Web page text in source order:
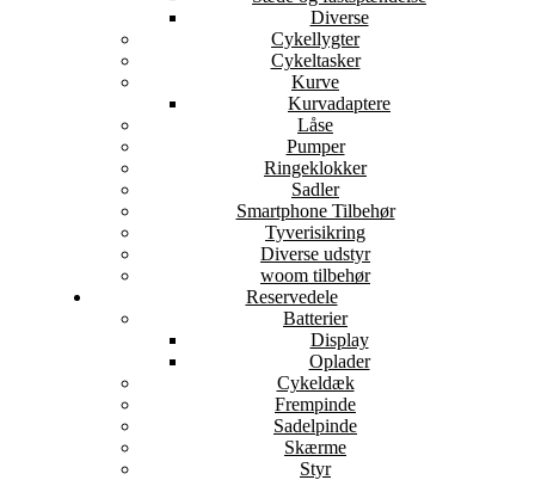
Diverse
Cykellygter
Cykeltasker
Kurve
Kurvadaptere
Låse
Pumper
Ringeklokker
Sadler
Smartphone Tilbehør
Tyverisikring
Diverse udstyr
woom tilbehør
Reservedele
Batterier
Display
Oplader
Cykeldæk
Frempinde
Sadelpinde
Skærme
Styr